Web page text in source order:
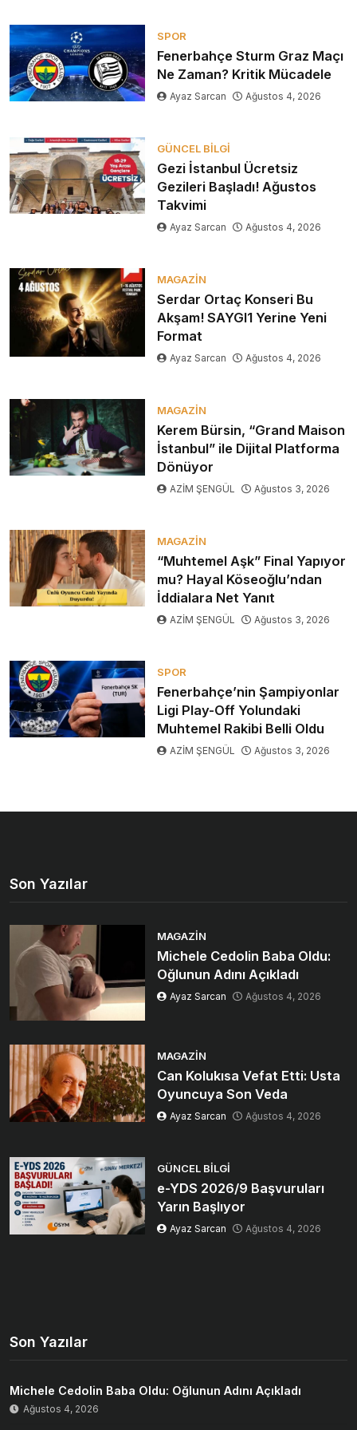
SPOR
Fenerbahçe Sturm Graz Maçı
Ne Zaman? Kritik Mücadele
Ayaz Sarcan Ağustos 4, 2026
GÜNCEL BILGI
Gezi İstanbul Ücretsiz
Gezileri Başladı! Ağustos
Takvimi
Ayaz Sarcan Ağustos 4, 2026
MAGAZIN
Serdar Ortaç Konseri Bu
Akşam! SAYGI1 Yerine Yeni
Format
Ayaz Sarcan Ağustos 4, 2026
MAGAZIN
Kerem Bürsin, “Grand Maison
İstanbul” ile Dijital Platforma
Dönüyor
AZİM ŞENGÜL Ağustos 3, 2026
MAGAZIN
“Muhtemel Aşk” Final Yapıyor
mu? Hayal Köseoğlu’ndan
İddialara Net Yanıt
AZİM ŞENGÜL Ağustos 3, 2026
SPOR
Fenerbahçe’nin Şampiyonlar
Ligi Play-Off Yolundaki
Muhtemel Rakibi Belli Oldu
AZİM ŞENGÜL Ağustos 3, 2026
Son Yazılar
MAGAZIN
Michele Cedolin Baba Oldu:
Oğlunun Adını Açıkladı
Ayaz Sarcan Ağustos 4, 2026
MAGAZIN
Can Kolukısa Vefat Etti: Usta
Oyuncuya Son Veda
Ayaz Sarcan Ağustos 4, 2026
GÜNCEL BILGI
e-YDS 2026/9 Başvuruları
Yarın Başlıyor
Ayaz Sarcan Ağustos 4, 2026
Son Yazılar
Michele Cedolin Baba Oldu: Oğlunun Adını Açıkladı
Ağustos 4, 2026